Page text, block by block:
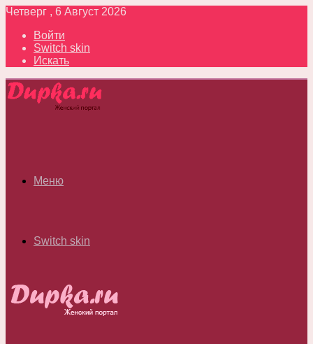
Четверг , 6 Август 2026
Войти
Switch skin
Искать
Меню
Switch skin